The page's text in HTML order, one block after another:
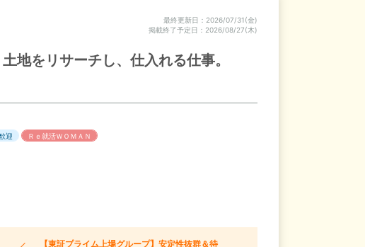
最終更新日
2026/07/31(金)
掲載終了予定日
2026/08/27(木)
地をリサーチし、仕入れる仕事。
迎 Ｒｅ就活ＷＯＭＡＮ
【東証プライム上場グループ】安定性抜群＆待